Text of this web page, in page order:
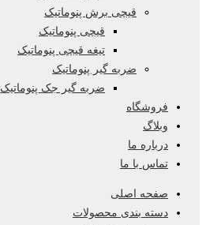
قیچی برش پنوماتیک
قیچی پنوماتیک
تیغه قیچی پنوماتیک
ضربه گیر پنوماتیک
ضربه گیر جک پنوماتیک
فروشگاه
وبلاگ
درباره ما
تماس با ما
صفحه اصلی
دسته بندی محصولات